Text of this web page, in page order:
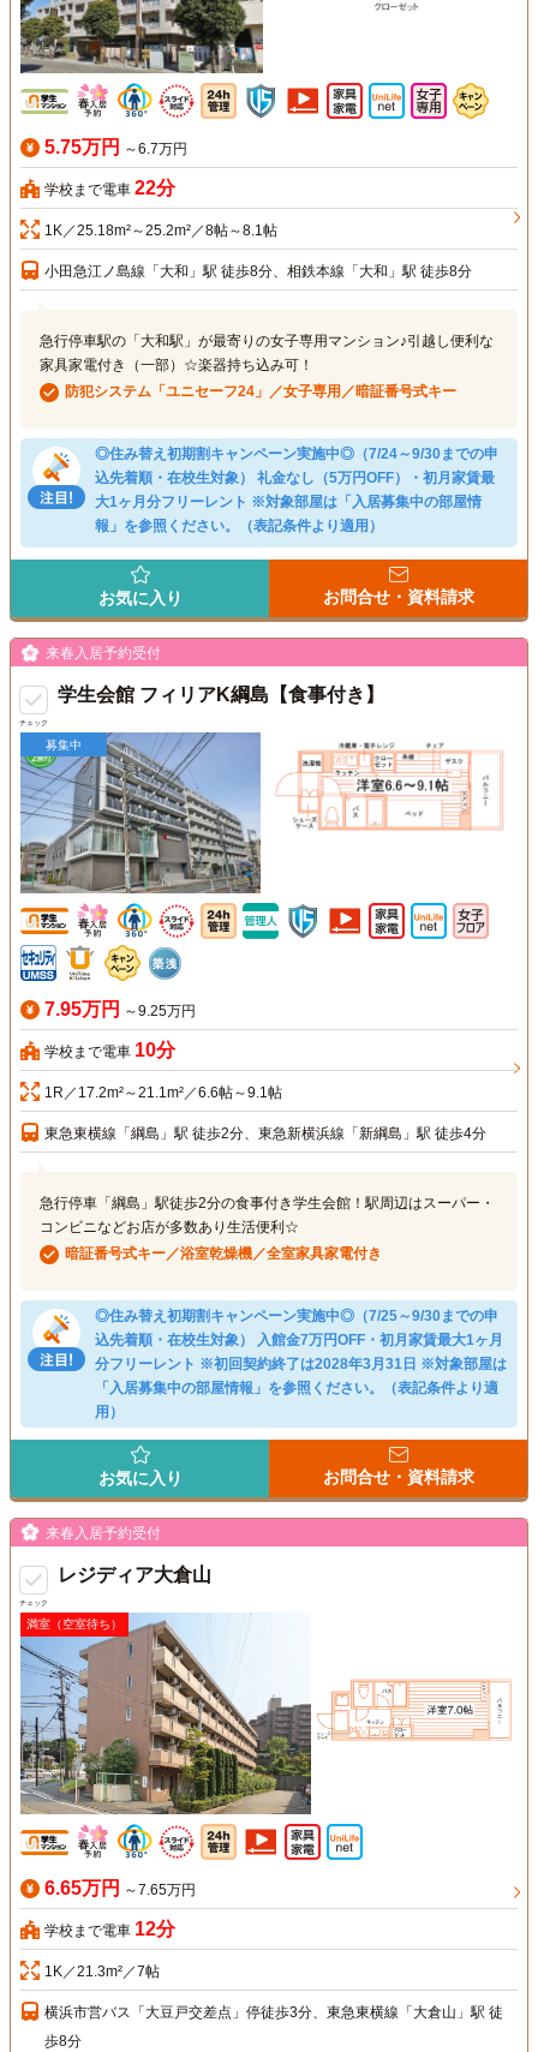
5.75万円 ～6.7万円
学校まで電車 22分
1K／25.18m²～25.2m²／8帖～8.1帖
小田急江ノ島線「大和」駅 徒歩8分、相鉄本線「大和」駅 徒歩8分
急行停車駅の「大和駅」が最寄りの女子専用マンション♪引越し便利な
家具家電付き（一部）☆楽器持ち込み可！
防犯システム「ユニセーフ24」／女子専用／暗証番号式キー
◎住み替え初期割キャンペーン実施中◎（7/24～9/30までの申
込先着順・在校生対象） 礼金なし（5万円OFF）・初月家賃最
大1ヶ月分フリーレント ※対象部屋は「入居募集中の部屋情
報」を参照ください。（表記条件より適用）
お気に入り お問合せ・資料請求
チェック
来春入居予約受付
学生会館 フィリアK綱島【食事付き】
募集中
7.95万円 ～9.25万円
学校まで電車 10分
1R／17.2m²～21.1m²／6.6帖～9.1帖
東急東横線「綱島」駅 徒歩2分、東急新横浜線「新綱島」駅 徒歩4分
急行停車「綱島」駅徒歩2分の食事付き学生会館！駅周辺はスーパー・
コンビニなどお店が多数あり生活便利☆
暗証番号式キー／浴室乾燥機／全室家具家電付き
◎住み替え初期割キャンペーン実施中◎（7/25～9/30までの申
込先着順・在校生対象） 入館金7万円OFF・初月家賃最大1ヶ月
分フリーレント ※初回契約終了は2028年3月31日 ※対象部屋は
「入居募集中の部屋情報」を参照ください。（表記条件より適
用）
お気に入り お問合せ・資料請求
チェック
来春入居予約受付
レジディア大倉山
満室（空室待ち）
6.65万円 ～7.65万円
学校まで電車 12分
1K／21.3m²／7帖
横浜市営バス「大豆戸交差点」停徒歩3分、東急東横線「大倉山」駅 徒
歩8分